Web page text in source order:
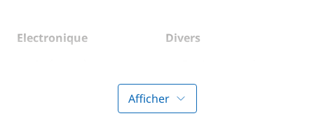
Electronique
Lecteur de cartes
Divers
sécurité
Afficher